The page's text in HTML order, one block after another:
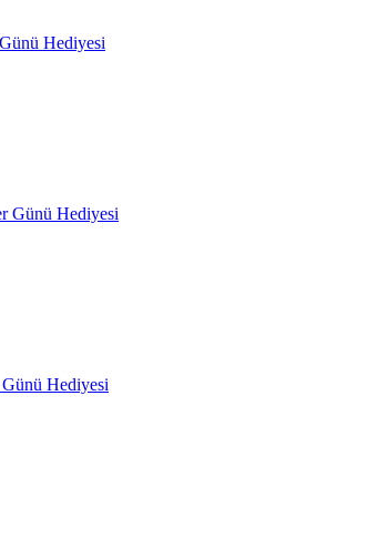
Hediyesi
Günü Hediyesi
Hediyesi